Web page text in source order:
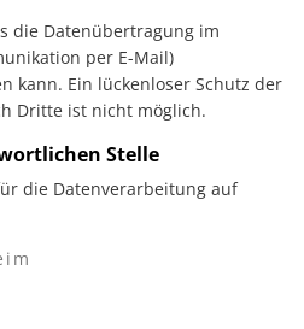
die Datenübertragung im
per E-Mail)
kann. Ein lückenloser Schutz der
Dritte ist nicht möglich.
Stelle
die Datenverarbeitung auf